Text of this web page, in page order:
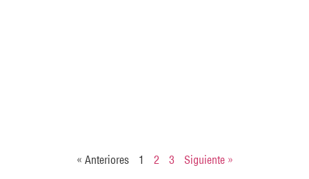
« Anteriores 1 2 3 Siguiente »